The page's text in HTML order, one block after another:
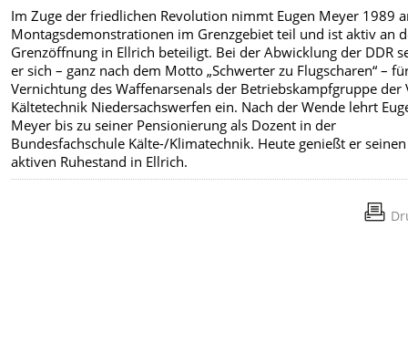
Im Zuge der friedlichen Revolution nimmt Eugen Meyer 1989
Montagsdemonstrationen im Grenzgebiet teil und ist aktiv an
Grenzöffnung in Ellrich beteiligt. Bei der Abwicklung der DDR
er sich – ganz nach dem Motto „Schwerter zu Flugscharen“ –
Vernichtung des Waffenarsenals der Betriebskampfgruppe der
Kältetechnik Niedersachswerfen ein. Nach der Wende lehrt
Meyer bis zu seiner Pensionierung als Dozent in der
Bundesfachschule Kälte-/Klimatechnik. Heute genießt er seinen
aktiven Ruhestand in Ellrich.